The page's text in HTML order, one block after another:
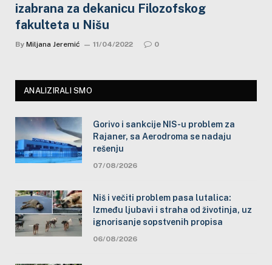
izabrana za dekanicu Filozofskog
fakulteta u Nišu
By Miljana Jeremić 11/04/2022 0
ANALIZIRALI SMO
Gorivo i sankcije NIS-u problem za
Rajaner, sa Aerodroma se nadaju
rešenju
07/08/2026
Niš i večiti problem pasa lutalica:
Između ljubavi i straha od životinja, uz
ignorisanje sopstvenih propisa
06/08/2026